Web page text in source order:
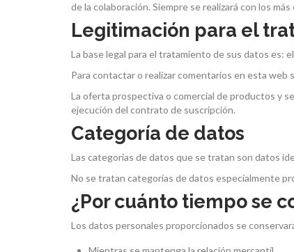
de la colaboración. Siempre se realizará con los
Legitimación para el
La base legal para el tratamiento de sus datos es:
Para contactar o realizar comentarios en esta
La oferta prospectiva o comercial de productos y
ejecución del contrato de suscripción.
Categoría de datos
Las categorías de datos que se tratan son datos
No se tratan categorías de datos especialmente
¿Por cuánto tiempo se
Los datos personales proporcionados se